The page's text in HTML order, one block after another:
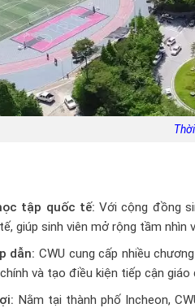
tập quốc tế:Với cộng đồng
giúp sinh viên mở rộng tầm nhìn
dẫn: CWU cung cấp nhiều
và tạo điều kiện tiếp cận
Nằm tại thành phố Incheon,